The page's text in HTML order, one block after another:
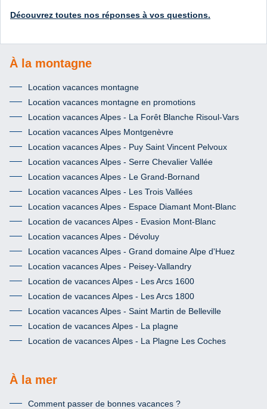
Découvrez toutes nos réponses à vos questions.
À la montagne
Location vacances montagne
Location vacances montagne en promotions
Location vacances Alpes - La Forêt Blanche Risoul-Vars
Location vacances Alpes Montgenèvre
Location vacances Alpes - Puy Saint Vincent Pelvoux
Location vacances Alpes - Serre Chevalier Vallée
Location vacances Alpes - Le Grand-Bornand
Location vacances Alpes - Les Trois Vallées
Location vacances Alpes - Espace Diamant Mont-Blanc
Location de vacances Alpes - Evasion Mont-Blanc
Location vacances Alpes - Dévoluy
Location vacances Alpes - Grand domaine Alpe d'Huez
Location vacances Alpes - Peisey-Vallandry
Location de vacances Alpes - Les Arcs 1600
Location de vacances Alpes - Les Arcs 1800
Location vacances Alpes - Saint Martin de Belleville
Location de vacances Alpes - La plagne
Location de vacances Alpes - La Plagne Les Coches
À la mer
Comment passer de bonnes vacances ?